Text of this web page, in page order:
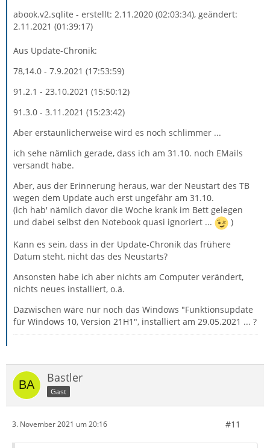
abook.v2.sqlite - erstellt: 2.11.2020 (02:03:34), geändert:
2.11.2021 (01:39:17)
Aus Update-Chronik:
78,14.0 - 7.9.2021 (17:53:59)
91.2.1 - 23.10.2021 (15:50:12)
91.3.0 - 3.11.2021 (15:23:42)
Aber erstaunlicherweise wird es noch schlimmer ...
ich sehe nämlich gerade, dass ich am 31.10. noch EMails
versandt habe.
Aber, aus der Erinnerung heraus, war der Neustart des TB
wegen dem Update auch erst ungefähr am 31.10.
(ich hab' nämlich davor die Woche krank im Bett gelegen
und dabei selbst den Notebook quasi ignoriert ...
)
Kann es sein, dass in der Update-Chronik das frühere
Datum steht, nicht das des Neustarts?
Ansonsten habe ich aber nichts am Computer verändert,
nichts neues installiert, o.ä.
Dazwischen wäre nur noch das Windows "Funktionsupdate
für Windows 10, Version 21H1", installiert am 29.05.2021 ... ?
Bastler
Gast
3. November 2021 um 20:16 #11